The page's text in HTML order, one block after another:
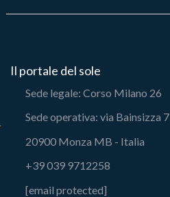
Il portale del sole
Sede legale: Corso Milano 26
Sede operativa: via Bainsizza 7
20900 Monza MB - Italia
+39 039 9712258
[email protected]